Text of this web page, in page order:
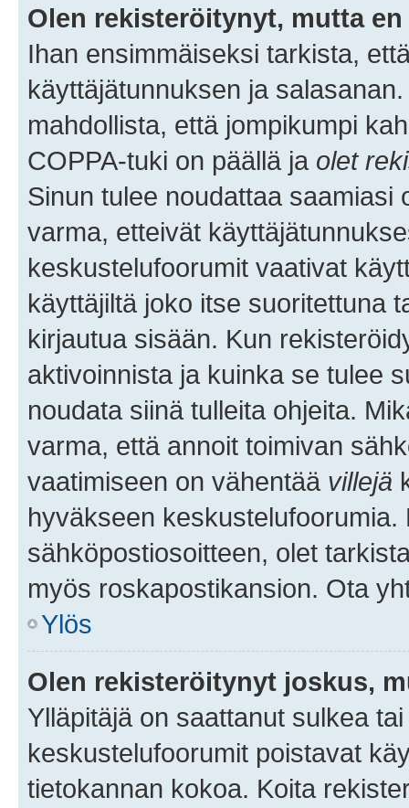
Olen rekisteröitynyt, mutta
Ihan ensimmäiseksi tarkista,
käyttäjätunnuksen ja
mahdollista, että jompikumpi
COPPA-tuki on päällä ja olet
Sinun tulee noudattaa saamiasi
varma, etteivät
keskustelufoorumit vaativat
käyttäjiltä joko itse suoritettuna
kirjautua sisään. Kun
aktivoinnista ja kuinka se tulee
noudata siinä tulleita ohjeita.
varma, että annoit toimivan
vaatimiseen on vähentää villejä
hyväkseen
sähköpostiosoitteen, olet
myös roskapostikansion. Ota
Ylös
Olen rekisteröitynyt joskus,
Ylläpitäjä on saattanut sulkea
keskustelufoorumit poistavat
tietokannan kokoa. Koita